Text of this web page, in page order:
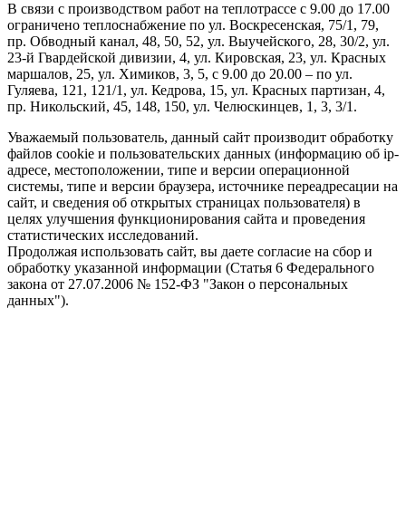
В связи с производством работ на теплотрассе с 9.00 до 17.00
ограничено теплоснабжение по ул. Воскресенская, 75/1, 79,
пр. Обводный канал, 48, 50, 52, ул. Выучейского, 28, 30/2, ул.
23-й Гвардейской дивизии, 4, ул. Кировская, 23, ул. Красных
маршалов, 25, ул. Химиков, 3, 5, с 9.00 до 20.00 – по ул.
Гуляева, 121, 121/1, ул. Кедрова, 15, ул. Красных партизан, 4,
пр. Никольский, 45, 148, 150, ул. Челюскинцев, 1, 3, 3/1.
Уважаемый пользователь, данный сайт производит обработку
файлов cookie и пользовательских данных (информацию об ip-
адресе, местоположении, типе и версии операционной
системы, типе и версии браузера, источнике переадресации на
сайт, и сведения об открытых страницах пользователя) в
целях улучшения функционирования сайта и проведения
статистических исследований.
Продолжая использовать сайт, вы даете согласие на сбор и
обработку указанной информации (Статья 6 Федерального
закона от 27.07.2006 № 152-ФЗ "Закон о персональных
данных").